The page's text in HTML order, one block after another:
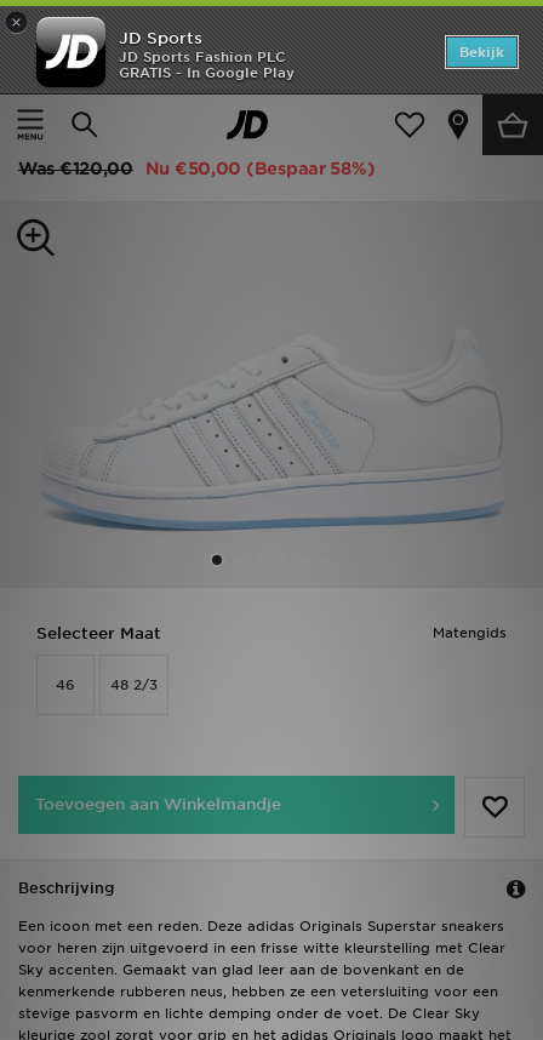
×
JD Sports
JD Sports Fashion PLC
GRATIS - In Google Play
Bekijk
Thuis
Heren Herenschoenen Sneakers
adidas Originals Superstar
Was€120,00 Nu €50,00 (Bespaar 58%)
Matengids
Selecteer Maat
46 48 2/3
Toevoegen aan Winkelmandje
Beschrijving
Een icoon met een reden. Deze adidas Originals Superstar sneakers
voor heren zijn uitgevoerd in een frisse witte kleurstelling met Clear
Sky accenten. Gemaakt van glad leer aan de bovenkant en de
kenmerkende rubberen neus, hebben ze een vetersluiting voor een
stevige pasvorm en lichte demping onder de voet. De Clear Sky
kleurige zool zorgt voor grip en het adidas Originals logo maakt het
Home
Offers
Dames
Sports